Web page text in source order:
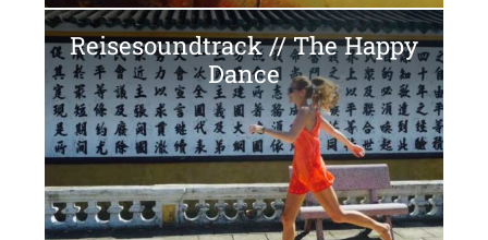
Reisesoundtrack // The Happy
Dance